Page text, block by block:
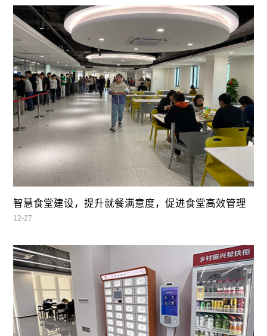
智慧食堂建设，提升就餐满意度，促进食堂高效管理
12-27